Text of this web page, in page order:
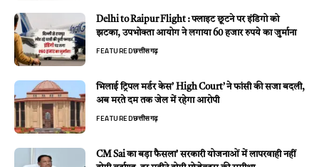
Delhi to Raipur Flight : फ्लाइट छूटने पर इंडिगो को
झटका, उपभोक्ता आयोग ने लगाया 60 हजार रुपये का जुर्माना
FEATUREDछत्तीसगढ़
भिलाई ट्रिपल मर्डर केस’ High Court’ ने फांसी की सजा बदली,
अब मरते दम तक जेल में रहेगा आरोपी
FEATUREDछत्तीसगढ़
CM Sai का बड़ा फैसला’ सरकारी योजनाओं में लापरवाही नहीं